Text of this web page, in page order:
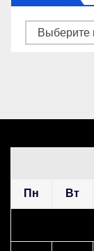
Архив
Пн Вт